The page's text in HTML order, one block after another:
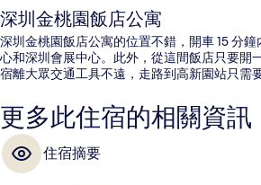
深圳金桃園飯店公寓
深圳金桃園飯店公寓的位置不錯，開車 15 分
心和深圳會展中心。此外，從這間飯店只要開
宿離大眾交通工具不遠，走路到高新園站只需要
更多此住宿的相關資訊
住宿摘要